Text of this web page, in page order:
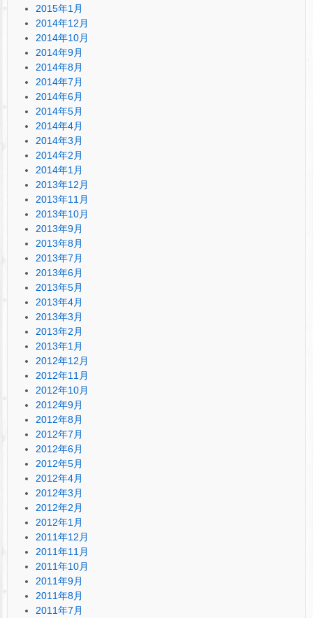
2015年1月
2014年12月
2014年10月
2014年9月
2014年8月
2014年7月
2014年6月
2014年5月
2014年4月
2014年3月
2014年2月
2014年1月
2013年12月
2013年11月
2013年10月
2013年9月
2013年8月
2013年7月
2013年6月
2013年5月
2013年4月
2013年3月
2013年2月
2013年1月
2012年12月
2012年11月
2012年10月
2012年9月
2012年8月
2012年7月
2012年6月
2012年5月
2012年4月
2012年3月
2012年2月
2012年1月
2011年12月
2011年11月
2011年10月
2011年9月
2011年8月
2011年7月